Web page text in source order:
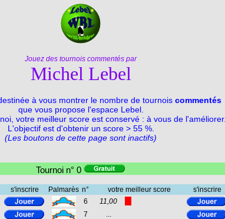
Jouez des tournois commentés par
Michel Lebel
à vous montrer le nombre de tournois commentés
que vous propose l'espace Lebel.
votre meilleur score est conservé : à vous de l'améliorer.
L'objectif est d'obtenir un score > 55 %.
(Les boutons de cette page sont inactifs)
Tournoi n° 0
s'inscrire
Palmarès n° votre meilleur score s'inscrire
6
11,00
7
...